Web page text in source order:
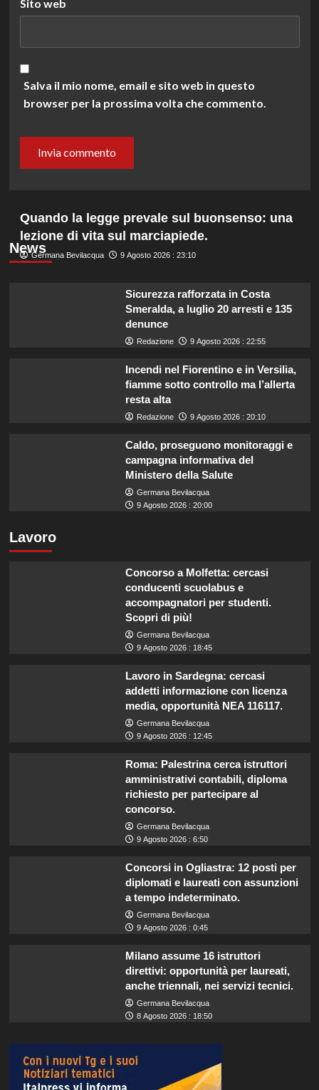
Sito web
Salva il mio nome, email e sito web in questo
browser per la prossima volta che commento.
News
Quando la legge prevale sul buonsenso: una
lezione di vita sul marciapiede.
Germana Bevilacqua 9 Agosto 2026 : 23:10
Sicurezza rafforzata in Costa
Smeralda, a luglio 20 arresti e 135
denunce
Redazione 9 Agosto 2026 : 22:55
Incendi nel Fiorentino e in Versilia,
fiamme sotto controllo ma l’allerta
resta alta
Redazione 9 Agosto 2026 : 20:10
Caldo, proseguono monitoraggi e
campagna informativa del
Ministero della Salute
Germana Bevilacqua
9 Agosto 2026 : 20:00
Lavoro
Concorso a Molfetta: cercasi
conducenti scuolabus e
accompagnatori per studenti.
Scopri di più!
Germana Bevilacqua
9 Agosto 2026 : 18:45
Lavoro in Sardegna: cercasi
addetti informazione con licenza
media, opportunità NEA 116117.
Germana Bevilacqua
9 Agosto 2026 : 12:45
Roma: Palestrina cerca istruttori
amministrativi contabili, diploma
richiesto per partecipare al
concorso.
Germana Bevilacqua
9 Agosto 2026 : 6:50
Concorsi in Ogliastra: 12 posti per
diplomati e laureati con assunzioni
a tempo indeterminato.
Germana Bevilacqua
9 Agosto 2026 : 0:45
Milano assume 16 istruttori
direttivi: opportunità per laureati,
anche triennali, nei servizi tecnici.
Germana Bevilacqua
8 Agosto 2026 : 18:50